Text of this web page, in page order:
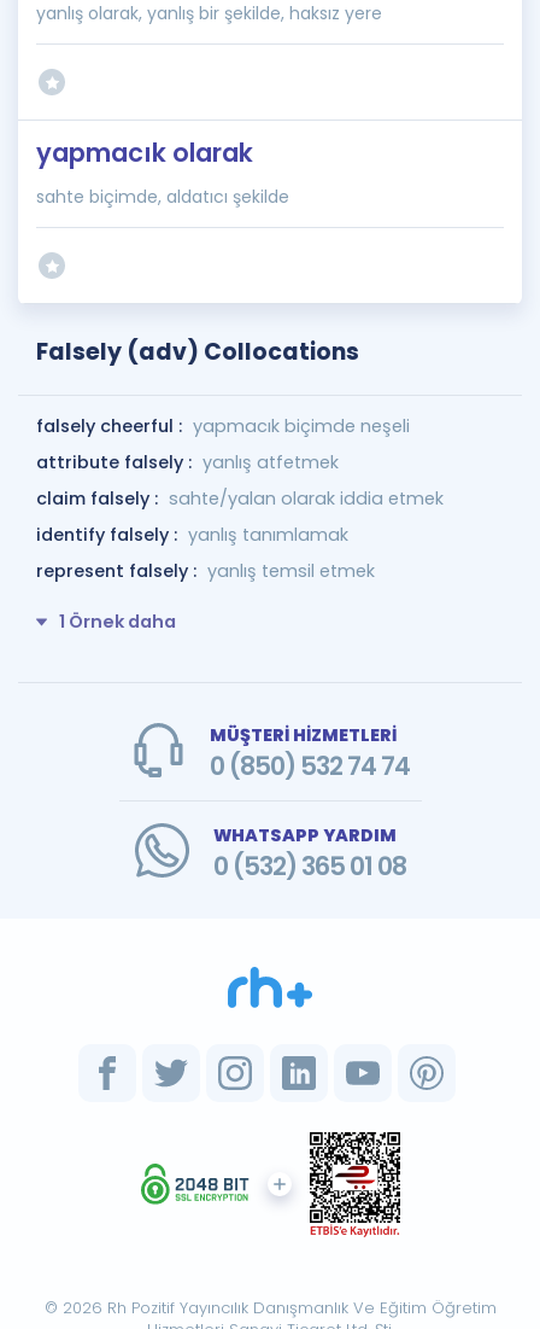
yanlış olarak, yanlış bir şekilde, haksız yere
yapmacık olarak
sahte biçimde, aldatıcı şekilde
Falsely (adv) Collocations
falsely cheerful : yapmacık biçimde neşeli
attribute falsely : yanlış atfetmek
claim falsely : sahte/yalan olarak iddia etmek
identify falsely : yanlış tanımlamak
represent falsely : yanlış temsil etmek
1 Örnek daha
MÜŞTERİ HİZMETLERİ
0 (850) 532 74 74
WHATSAPP YARDIM
0 (532) 365 01 08
© 2026 Rh Pozitif Yayıncılık Danışmanlık Ve Eğitim Öğretim